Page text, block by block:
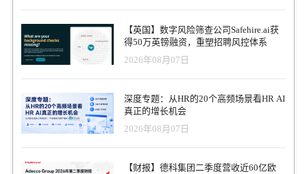
【英国】数字风险筛查公司Safehire.ai获
得50万英镑融资，重塑招聘风控体系
2026年08月07日
深度专题：从HR的20个高频场景看HR AI
真正的增长机会
2026年08月07日
【财报】德科集团二季度营收近60亿欧